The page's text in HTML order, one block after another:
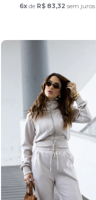
6x de R$ 83,32 sem juros